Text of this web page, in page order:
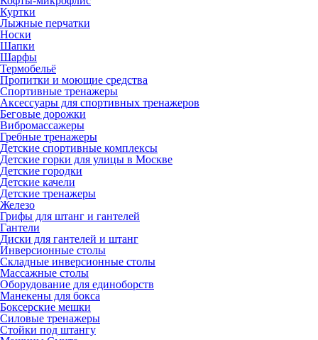
Куртки
Лыжные перчатки
Носки
Шапки
Шарфы
Термобельё
Пропитки и моющие средства
Спортивные тренажеры
Аксессуары для спортивных тренажеров
Беговые дорожки
Вибромассажеры
Гребные тренажеры
Детские спортивные комплексы
Детские горки для улицы в Москве
Детские городки
Детские качели
Детские тренажеры
Железо
Грифы для штанг и гантелей
Гантели
Диски для гантелей и штанг
Инверсионные столы
Складные инверсионные столы
Массажные столы
Оборудование для единоборств
Манекены для бокса
Боксерские мешки
Силовые тренажеры
Стойки под штангу